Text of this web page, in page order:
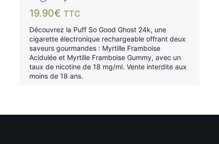
19.90€ TTC
Découvrez la Puff So Good Ghost 24k, une
cigarette électronique rechargeable offrant deux
saveurs gourmandes : Myrtille Framboise
Acidulée et Myrtille Framboise Gummy, avec un
taux de nicotine de 18 mg/ml. Vente interdite aux
moins de 18 ans.